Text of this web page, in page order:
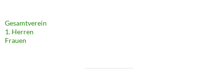
Gesamtverein
1. Herren
Frauen